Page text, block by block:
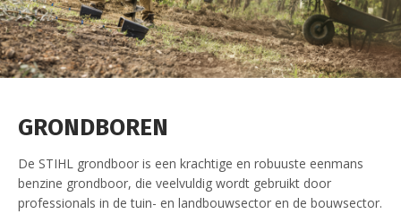
GRONDBOREN
De STIHL grondboor is een krachtige en robuuste eenmans
benzine grondboor, die veelvuldig wordt gebruikt door
professionals in de tuin- en landbouwsector en de bouwsector.